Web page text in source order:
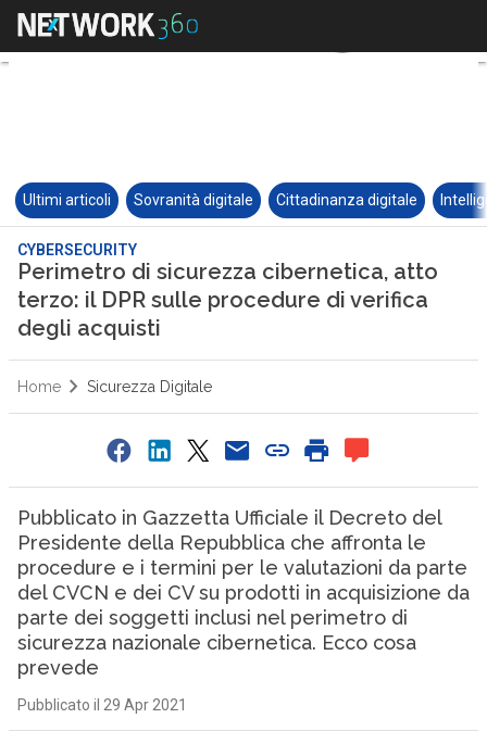
Ultimi articoli Sovranità digitale Cittadinanza digitale
CYBERSECURITY
Perimetro di sicurezza cibernetica, atto
terzo: il DPR sulle procedure di verifica
degli acquisti
Home Sicurezza Digitale
Pubblicato in Gazzetta Ufficiale il Decreto del
Presidente della Repubblica che affronta le
procedure e i termini per le valutazioni da parte
del CVCN e dei CV su prodotti in acquisizione da
parte dei soggetti inclusi nel perimetro di
sicurezza nazionale cibernetica. Ecco cosa
prevede
Pubblicato il 29 Apr 2021